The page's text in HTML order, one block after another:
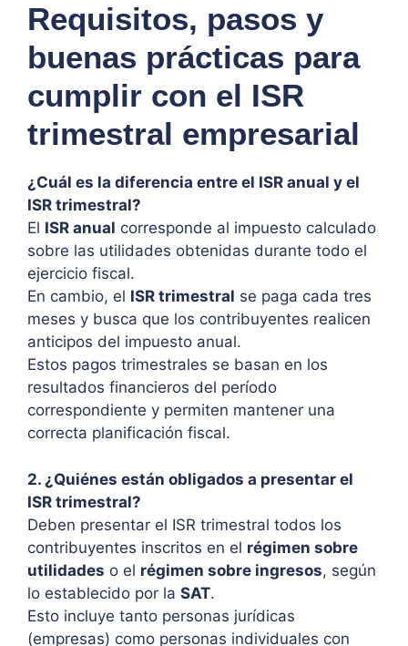
Requisitos, pasos y
buenas prácticas para
cumplir con el ISR
trimestral empresarial
¿Cuál es la diferencia entre el ISR anual y el
ISR trimestral?
El ISR anual corresponde al impuesto calculado
sobre las utilidades obtenidas durante todo el
ejercicio fiscal.
En cambio, el ISR trimestral se paga cada tres
meses y busca que los contribuyentes realicen
anticipos del impuesto anual.
Estos pagos trimestrales se basan en los
resultados financieros del período
correspondiente y permiten mantener una
correcta planificación fiscal.
2. ¿Quiénes están obligados a presentar el
ISR trimestral?
Deben presentar el ISR trimestral todos los
contribuyentes inscritos en el régimen sobre
utilidades o el régimen sobre ingresos, según
lo establecido por la SAT.
Esto incluye tanto personas jurídicas
(empresas) como personas individuales con